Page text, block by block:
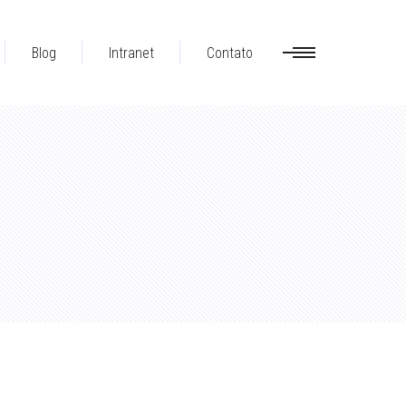
Blog Intranet Contato